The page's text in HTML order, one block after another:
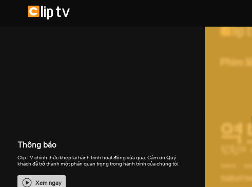
Thông báo
ClipTV chính thức khép lại hành trình hoạt động vừa qua. Cảm ơn Quý
khách đã trở thành một phần quan trọng trong hành trình của chúng tôi.
Xem ngay